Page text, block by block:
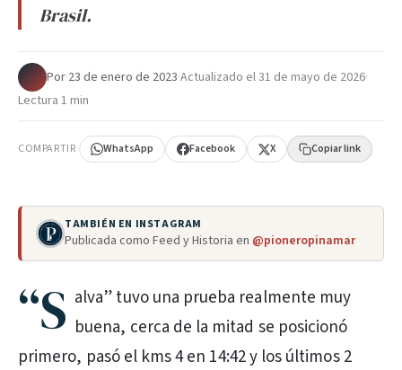
Brasil.
Por·23 de enero de 2023·Actualizado el31 de mayo de 2026·
Lectura 1 min
COMPARTIR WhatsApp Facebook X Copiar link
TAMBIÉN EN INSTAGRAM
Publicada como Feed y Historia en @pioneropinamar
“S alva” tuvo una prueba realmente muy
buena, cerca de la mitad se posicionó
primero, pasó el kms 4 en 14:42 y los últimos 2